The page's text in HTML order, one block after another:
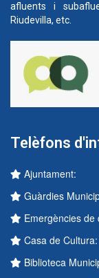
afluents i
Riudevilla, etc.
Telèfons
Ajuntament:
Guàrdies
Emergències de
Casa de Cultura:
Biblioteca